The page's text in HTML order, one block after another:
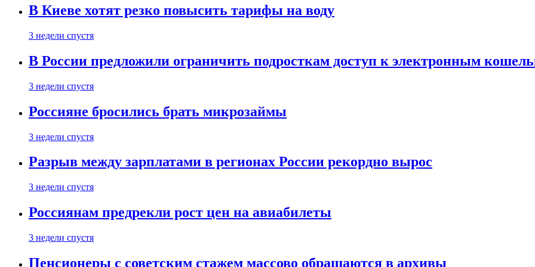
В Киеве хотят резко повысить тарифы на воду
3 недели спустя
В России предложили ограничить подросткам доступ к электронным
3 недели спустя
Россияне бросились брать микрозаймы
3 недели спустя
Разрыв между зарплатами в регионах России рекордно вырос
3 недели спустя
Россиянам предрекли рост цен на авиабилеты
3 недели спустя
Пенсионеры с советским стажем массово обращаются в архивы